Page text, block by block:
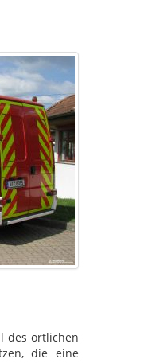
des örtlichen
die eine